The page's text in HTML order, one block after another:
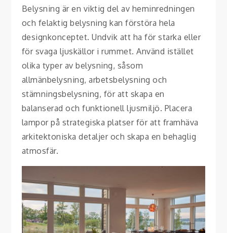
Belysning är en viktig del av heminredningen
och felaktig belysning kan förstöra hela
designkonceptet. Undvik att ha för starka eller
för svaga ljuskällor i rummet. Använd istället
olika typer av belysning, såsom
allmänbelysning, arbetsbelysning och
stämningsbelysning, för att skapa en
balanserad och funktionell ljusmiljö. Placera
lampor på strategiska platser för att framhäva
arkitektoniska detaljer och skapa en behaglig
atmosfär.